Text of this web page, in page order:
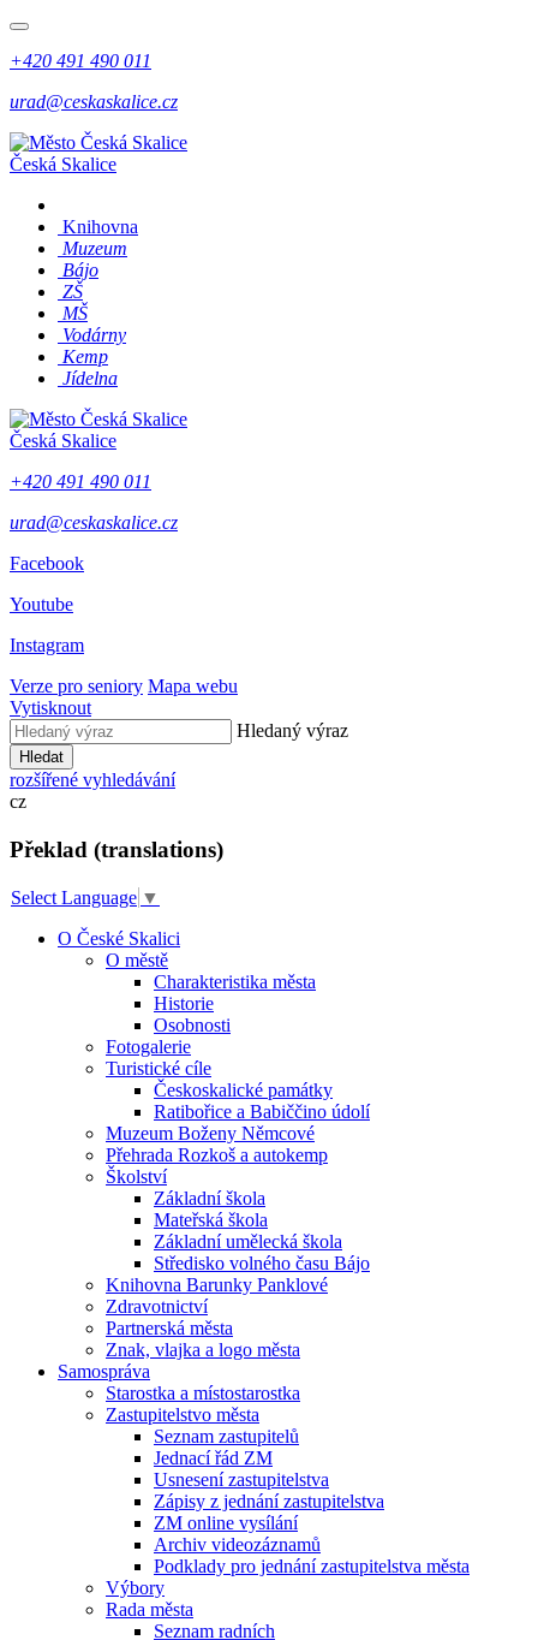
+420 491 490 011
urad@ceskaskalice.cz
Česká Skalice
Knihovna
Muzeum
Bájo
ZŠ
MŠ
Vodárny
Kemp
Jídelna
Česká Skalice
+420 491 490 011
urad@ceskaskalice.cz
Facebook
Youtube
Instagram
Verze pro seniory Mapa webu
Vytisknout
Hledaný výraz
Hledat
rozšířené vyhledávání
cz
Překlad (translations)
Select Language ▼
O České Skalici
O městě
Charakteristika města
Historie
Osobnosti
Fotogalerie
Turistické cíle
Českoskalické památky
Ratibořice a Babiččino údolí
Muzeum Boženy Němcové
Přehrada Rozkoš a autokemp
Školství
Základní škola
Mateřská škola
Základní umělecká škola
Středisko volného času Bájo
Knihovna Barunky Panklové
Zdravotnictví
Partnerská města
Znak, vlajka a logo města
Samospráva
Starostka a místostarostka
Zastupitelstvo města
Seznam zastupitelů
Jednací řád ZM
Usnesení zastupitelstva
Zápisy z jednání zastupitelstva
ZM online vysílání
Archiv videozáznamů
Podklady pro jednání zastupitelstva města
Výbory
Rada města
Seznam radních